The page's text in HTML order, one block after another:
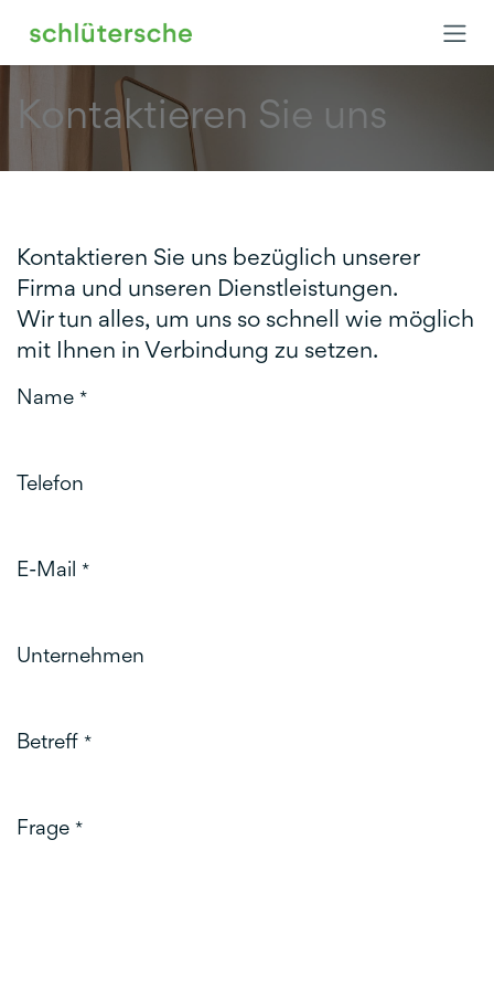
Kontaktieren Sie uns
Kontaktieren Sie uns bezüglich unserer
Firma und unseren Dienstleistungen.
Wir tun alles, um uns so schnell wie möglich
mit Ihnen in Verbindung zu setzen.
Name *
Telefon
E-Mail *
Unternehmen
Betreff *
Frage *